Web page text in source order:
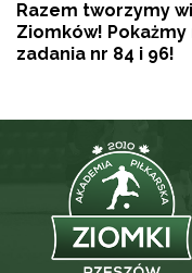
Razem tworzymy
Ziomków! Pokażmy
zadania nr 84 i 96!